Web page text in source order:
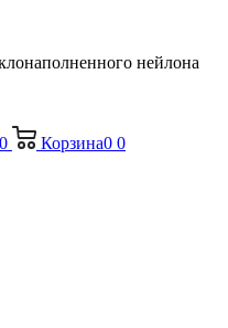
нейлона
0 Корзина0 0